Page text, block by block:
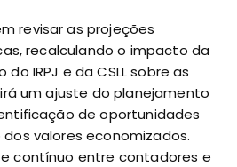
revisar as projeções
recalculando o impacto da
IRPJ e da CSLL sobre as
um ajuste do planejamento
de oportunidades
valores economizados.
contínuo entre contadores e